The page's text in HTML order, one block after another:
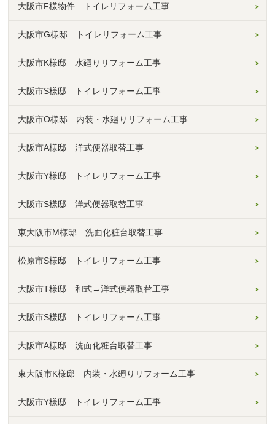
大阪市F様物件 トイレリフォーム工事
大阪市G様邸 トイレリフォーム工事
大阪市K様邸 水廻りリフォーム工事
大阪市S様邸 トイレリフォーム工事
大阪市O様邸 内装・水廻りリフォーム工事
大阪市A様邸 洋式便器取替工事
大阪市Y様邸 トイレリフォーム工事
大阪市S様邸 洋式便器取替工事
東大阪市M様邸 洗面化粧台取替工事
松原市S様邸 トイレリフォーム工事
大阪市T様邸 和式→洋式便器取替工事
大阪市S様邸 トイレリフォーム工事
大阪市A様邸 洗面化粧台取替工事
東大阪市K様邸 内装・水廻りリフォーム工事
大阪市Y様邸 トイレリフォーム工事